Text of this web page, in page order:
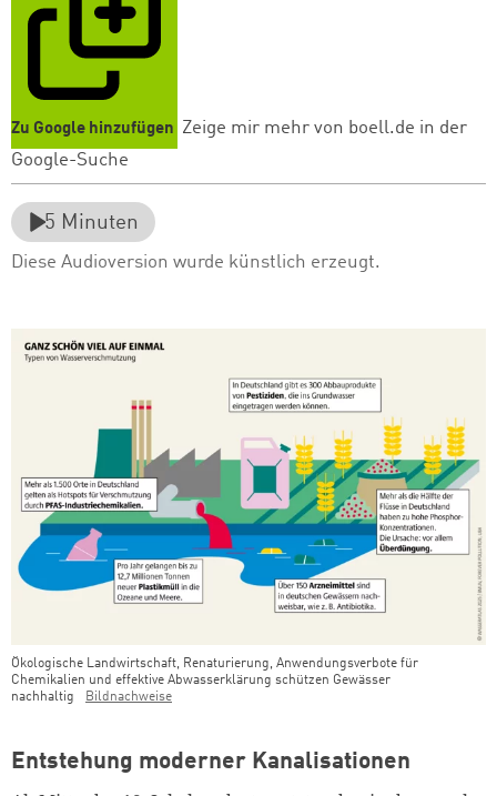
Zu Google hinzufügen Zeige mir mehr von boell.de in der
Google-Suche
5 Minuten
Diese Audioversion wurde künstlich erzeugt.
Ökologische Landwirtschaft, Renaturierung, Anwendungsverbote für
Chemikalien und effektive Abwasserklärung schützen Gewässer
nachhaltig
Bildnachweise
Entstehung moderner Kanalisationen